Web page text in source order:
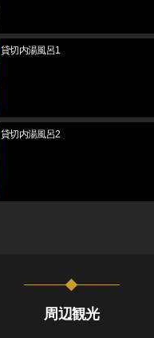
貸切内湯風呂1
貸切内湯風呂2
周辺観光